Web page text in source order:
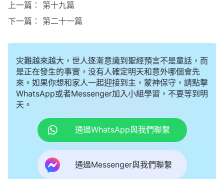
上一篇： 第十九篇
下一篇： 第二十一篇
灾難越來越大，世人逐漸意識到聖經預言不是童話，而
是正在發生的事實，没有人確定明天和意外哪個會先
來。如果你想和家人一起迎接到主，蒙神保守，請點擊
WhatsApp或者Messenger加入小組學習，不要等到明
天。
通過WhatsApp與我們聯繫
通過Messenger與我們聯繫